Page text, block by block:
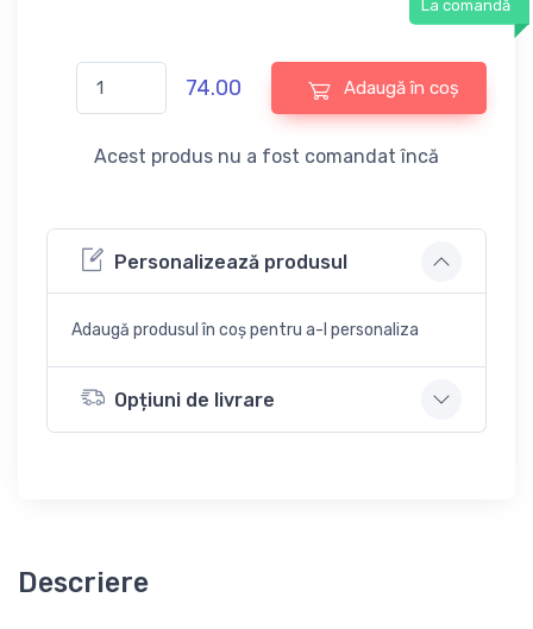
La comandă
74.00 Adaugă în coș
Acest produs nu a fost comandat încă
Personalizează produsul
Adaugă produsul în coș pentru a-l personaliza
Opțiuni de livrare
Descriere